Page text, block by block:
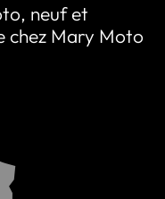
neuf et
chez Mary Moto